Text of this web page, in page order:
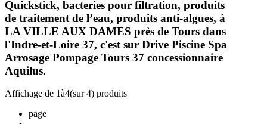
Quickstick, bacteries pour filtration, produits
de traitement de l’eau, produits anti-algues, à
LA VILLE AUX DAMES près de Tours dans
l'Indre-et-Loire 37, c'est sur Drive Piscine Spa
Arrosage Pompage Tours 37 concessionnaire
Aquilus.
Affichage de 1à4(sur4) produits
page